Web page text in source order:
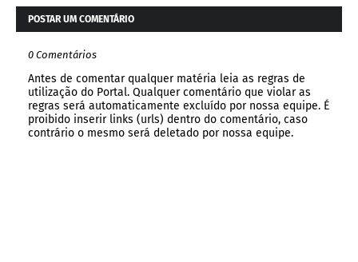
POSTAR UM COMENTÁRIO
0 Comentários
Antes de comentar qualquer matéria leia as regras de
utilização do Portal. Qualquer comentário que violar as
regras será automaticamente excluído por nossa equipe. É
proibido inserir links (urls) dentro do comentário, caso
contrário o mesmo será deletado por nossa equipe.